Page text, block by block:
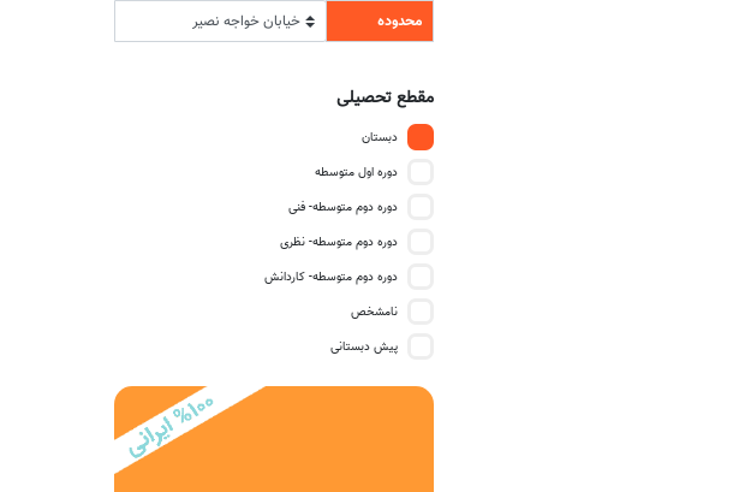
محدوده
مقطع تحصیلی
دبستان
دوره اول متوسطه
دوره دوم متوسطه- فنی
دوره دوم متوسطه- نظری
دوره دوم متوسطه- کاردانش
نامشخص
پیش دبستانی